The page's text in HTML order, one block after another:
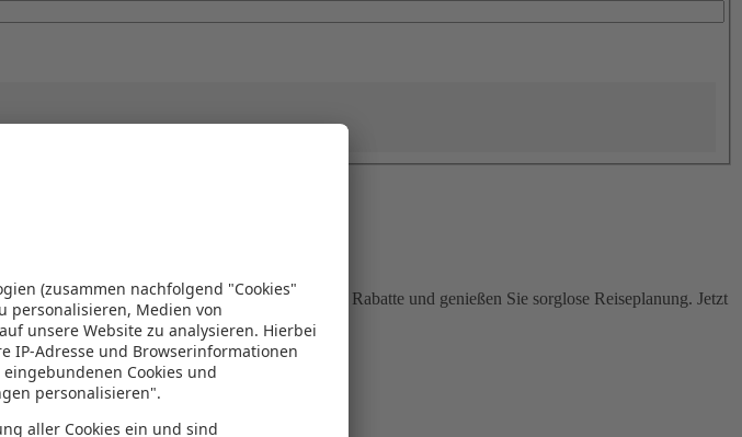
das spart Zeit und Geld. Nutzen Sie attraktive Rabatte und genießen Sie sorglose Reiseplanung. Jetzt